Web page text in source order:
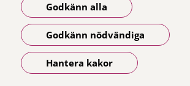
Godkänn alla
Godkänn nödvändiga
Hantera kakor
Samtliga bilder på webbplatsen är tagna av
annat namn anges.
Om webbplatsen
Tillgänglighetsredogörelse